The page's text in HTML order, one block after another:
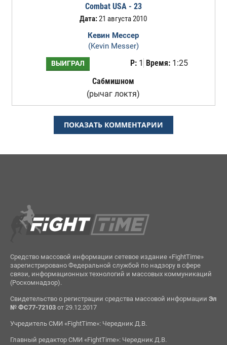
Combat USA - 23
Дата:21 августа 2010
Кевин Мессер
(Kevin Messer)
ВЫИГРАЛ Р:1 Время:1:25
Сабмишном
(рычаг локтя)
ПОКАЗАТЬ КОММЕНТАРИИ
Средство массовой информации сетевое издание «FightTime»
зарегистрировано Федеральной службой по надзору в сфере
связи, информационных технологий и массовых коммуникаций
(Роскомнадзор).
Свидетельство о регистрации средства массовой информации Эл
№ ФС77-72103от 29.12.2017
Учредитель СМИ «FightTime»: Чередник Д.В.
Главный редактор СМИ «FightTime»: Чередник Д.В.